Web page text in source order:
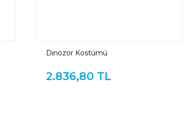
Dinozor Kostümü
2.836,80 TL